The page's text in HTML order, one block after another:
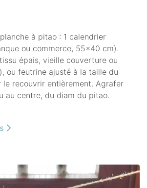
à pitao : 1 calendrier
ou commerce, 55x40 cm).
épais, vieille couverture ou
ou feutrine ajusté à la taille du
le recouvrir entièrement. Agrafer
au centre, du diam du pitao.